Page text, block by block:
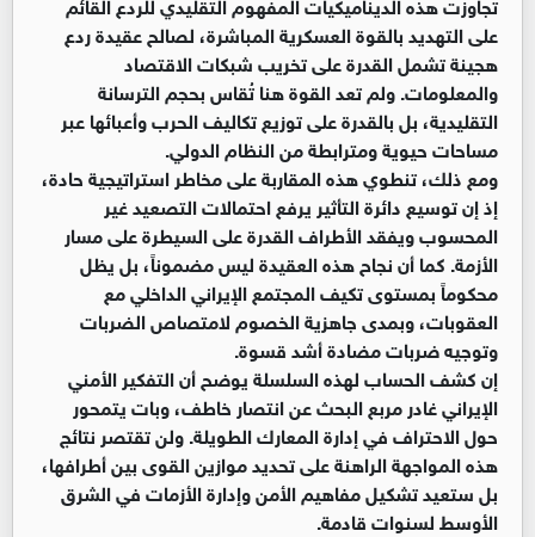
على التهديد بالقوة العسكرية المباشرة، لصالح عقيدة ردع
هجينة تشمل القدرة على تخريب شبكات الاقتصاد
والمعلومات. ولم تعد القوة هنا تُقاس بحجم الترسانة
التقليدية، بل بالقدرة على توزيع تكاليف الحرب وأعبائها عبر
مساحات حيوية ومترابطة من النظام الدولي.
ومع ذلك، تنطوي هذه المقاربة على مخاطر استراتيجية حادة،
إذ إن توسيع دائرة التأثير يرفع احتمالات التصعيد غير
المحسوب ويفقد الأطراف القدرة على السيطرة على مسار
الأزمة. كما أن نجاح هذه العقيدة ليس مضموناً، بل يظل
محكوماً بمستوى تكيف المجتمع الإيراني الداخلي مع
العقوبات، وبمدى جاهزية الخصوم لامتصاص الضربات
وتوجيه ضربات مضادة أشد قسوة.
إن كشف الحساب لهذه السلسلة يوضح أن التفكير الأمني
الإيراني غادر مربع البحث عن انتصار خاطف، وبات يتمحور
حول الاحتراف في إدارة المعارك الطويلة. ولن تقتصر نتائج
هذه المواجهة الراهنة على تحديد موازين القوى بين أطرافها،
بل ستعيد تشكيل مفاهيم الأمن وإدارة الأزمات في الشرق
الأوسط لسنوات قادمة.